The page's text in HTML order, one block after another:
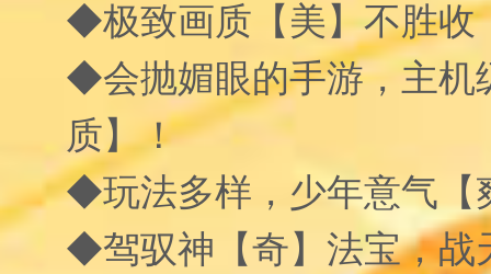
◆极致画质【美】不胜收
◆会抛媚眼的手游，主机
质】！
◆玩法多样，少年意气【
◆驾驭神【奇】法宝，战